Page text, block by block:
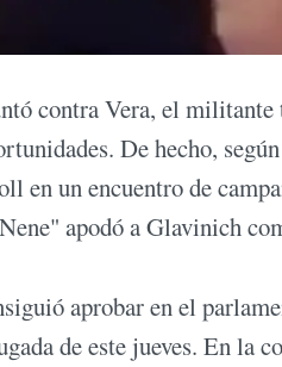
contra Vera, el
De hecho,
en un encuentro de
apodó a Glavinich
aprobar en el
de este jueves. En la